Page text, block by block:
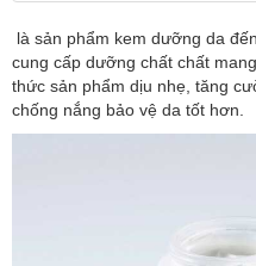
là sản phẩm kem dưỡng da
cung cấp dưỡng chất chất
thức sản phẩm dịu nhẹ, tăng
chống nắng bảo vệ da tốt hơn.